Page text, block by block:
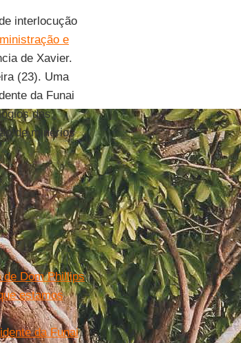
interlocução
e
de Xavier.
(23). Uma
da Funai
das
de minérios
de Dom Phillips
estamos
da Funai